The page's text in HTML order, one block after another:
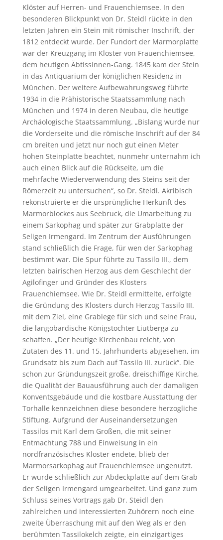
Klöster auf Herren- und Frauenchiemsee. In den
besonderen Blickpunkt von Dr. Steidl rückte in den
letzten Jahren ein Stein mit römischer Inschrift, der
1812 entdeckt wurde. Der Fundort der Marmorplatte
war der Kreuzgang im Kloster von Frauenchiemsee,
dem heutigen Äbtissinnen-Gang. 1845 kam der Stein
in das Antiquarium der königlichen Residenz in
München. Der weitere Aufbewahrungsweg führte
1934 in die Prähistorische Staatssammlung nach
München und 1974 in deren Neubau, die heutige
Archäologische Staatssammlung. „Bislang wurde nur
die Vorderseite und die römische Inschrift auf der 84
cm breiten und jetzt nur noch gut einen Meter
hohen Steinplatte beachtet, nunmehr unternahm ich
auch einen Blick auf die Rückseite, um die
mehrfache Wiederverwendung des Steins seit der
Römerzeit zu untersuchen“, so Dr. Steidl. Akribisch
rekonstruierte er die ursprüngliche Herkunft des
Marmorblockes aus Seebruck, die Umarbeitung zu
einem Sarkophag und später zur Grabplatte der
Seligen Irmengard. Im Zentrum der Ausführungen
stand schließlich die Frage, für wen der Sarkophag
bestimmt war. Die Spur führte zu Tassilo III., dem
letzten bairischen Herzog aus dem Geschlecht der
Agilofinger und Gründer des Klosters
Frauenchiemsee. Wie Dr. Steidl ermittelte, erfolgte
die Gründung des Klosters durch Herzog Tassilo III.
mit dem Ziel, eine Grablege für sich und seine Frau,
die langobardische Königstochter Liutberga zu
schaffen. „Der heutige Kirchenbau reicht, von
Zutaten des 11. und 15. Jahrhunderts abgesehen, im
Grundsatz bis zum Dach auf Tassilo III. zurück“. Die
schon zur Gründungszeit große, dreischiffige Kirche,
die Qualität der Bauausführung auch der damaligen
Konventsgebäude und die kostbare Ausstattung der
Torhalle kennzeichnen diese besondere herzogliche
Stiftung. Aufgrund der Auseinandersetzungen
Tassilos mit Karl dem Großen, die mit seiner
Entmachtung 788 und Einweisung in ein
nordfranzösisches Kloster endete, blieb der
Marmorsarkophag auf Frauenchiemsee ungenutzt.
Er wurde schließlich zur Abdeckplatte auf dem Grab
der Seligen Irmengard umgearbeitet. Und ganz zum
Schluss seines Vortrags gab Dr. Steidl den
zahlreichen und interessierten Zuhörern noch eine
zweite Überraschung mit auf den Weg als er den
berühmten Tassilokelch zeigte, ein einzigartiges